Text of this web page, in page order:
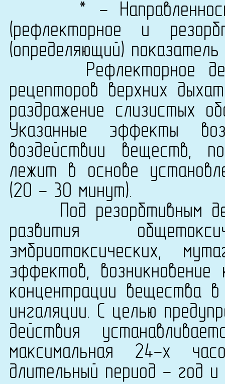
* - Направленность
(рефлекторное и
(определяющий)
Рефлекторное
рецепторов верхних
раздражение слизистых
Указанные эффекты
воздействии веществ,
лежит в основе
(20 - 30 минут).
Под резорбтивным
развития
эмбриотоксических,
эффектов,
концентрации вещества
ингаляции. С целью
действия
максимальная 24-х
длительный период - год и